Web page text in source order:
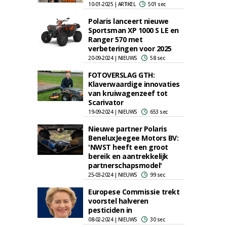
10-01-2025 | ARTIKEL 501 sec
Polaris lanceert nieuwe
Sportsman XP 1000 S LE en
Ranger 570 met
verbeteringen voor 2025
20-09-2024 | NIEUWS 58 sec
FOTOVERSLAG GTH:
Klaverwaardige innovaties
van kruiwagenzeef tot
Scarivator
19-09-2024 | NIEUWS 653 sec
Nieuwe partner Polaris
BeneluxJeegee Motors BV:
'NWST heeft een groot
bereik en aantrekkelijk
partnerschapsmodel'
25-03-2024 | NIEUWS 99 sec
Europese Commissie trekt
voorstel halveren
pesticiden in
08-02-2024 | NIEUWS 30 sec